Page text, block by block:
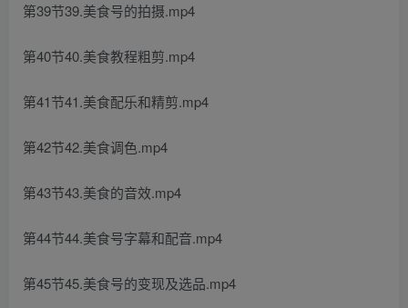
第39节39.美食号的拍摄.mp4
第40节40.美食教程粗剪.mp4
第41节41.美食配乐和精剪.mp4
第42节42.美食调色.mp4
第43节43.美食的音效.mp4
第44节44.美食号字幕和配音.mp4
第45节45.美食号的变现及选品.mp4